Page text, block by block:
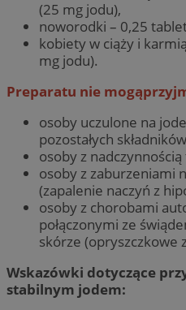
(25 mg jodu),
noworodki – 0,25
kobiety w ciąży i
mg jodu).
Preparatu nie
osoby uczulone na
pozostałych
osoby z
osoby z zaburzeniami
(zapalenie naczyń z
osoby z chorobami
połączonymi ze
skórze (opryszczkowe
Wskazówki dotyczące
stabilnym jodem: